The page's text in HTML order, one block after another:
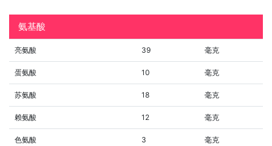
氨基酸
亮氨酸 39 毫克
蛋氨酸 10 毫克
苏氨酸 18 毫克
赖氨酸 12 毫克
色氨酸 3 毫克